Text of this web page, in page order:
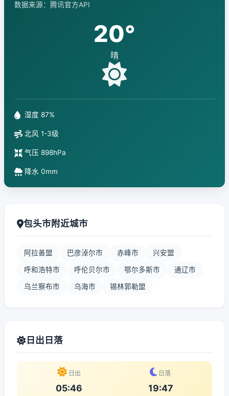
数据来源：腾讯官方API
20°
晴
湿度 87%
北风 1-3级
气压 898hPa
降水 0mm
包头市附近城市
阿拉善盟 巴彦淖尔市 赤峰市 兴安盟
呼和浩特市 呼伦贝尔市 鄂尔多斯市 通辽市
乌兰察布市 乌海市 锡林郭勒盟
日出日落
日出
05:46
日落
19:47